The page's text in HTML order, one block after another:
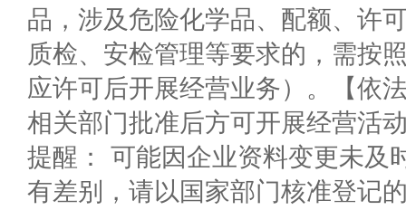
品，涉及危险化学品、配额、许
质检、安检管理等要求的，需按
应许可后开展经营业务）。【依
相关部门批准后方可开展经营活
提醒： 可能因企业资料变更未及
有差别，请以国家部门核准登记